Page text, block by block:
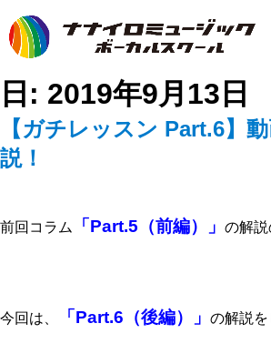
日: 2019年9月13日
【ガチレッスン Part.6】
説！
前回コラム 「Part.5（前編）」 の解説
今回は、 「Part.6（後編）」 の解説を